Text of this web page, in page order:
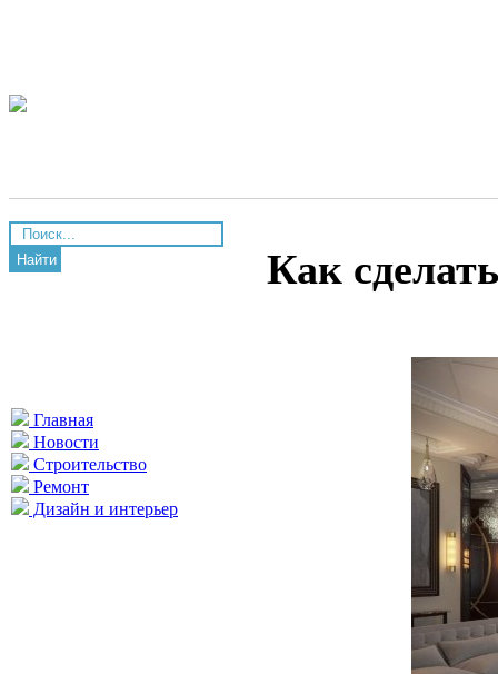
Найти
Главная
Новости
Строительство
Ремонт
Дизайн и интерьер
Как